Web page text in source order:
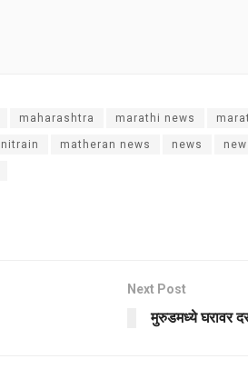
maharashtra marathi news
matheran news news
Next Post
मुरुडमध्ये घरावर